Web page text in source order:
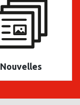
Nouvelles